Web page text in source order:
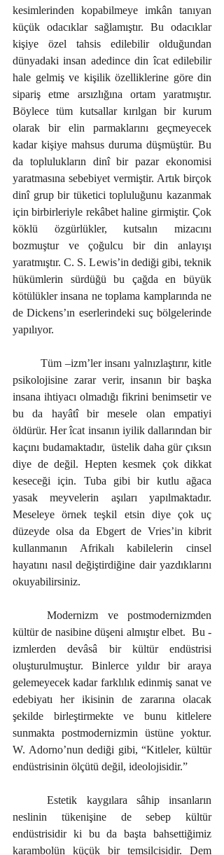
kesimlerinden kopabilmeye imkân tanıyan
küçük odacıklar sağlamıştır. Bu odacıklar
kişiye özel tahsis edilebilir olduğundan
dünyadaki insan adedince din îcat edilebilir
hale gelmiş ve kişilik özelliklerine göre din
sipariş etme arsızlığına ortam yaratmıştır.
Böylece tüm kutsallar kırılgan bir kurum
olarak bir elin parmaklarını geçmeyecek
kadar kişiye mahsus duruma düşmüştür. Bu
da toplulukların dinî bir pazar ekonomisi
yaratmasına sebebiyet vermiştir. Artık birçok
dinî grup bir tüketici topluluğunu kazanmak
için birbirleriyle rekâbet haline girmiştir. Çok
köklü özgürlükler, kutsalın mizacını
bozmuştur ve çoğulcu bir din anlayışı
yaratmıştır. C. S. Lewis’in dediği gibi, teknik
hükümlerin sürdüğü bu çağda en büyük
kötülükler insana ne toplama kamplarında ne
de Dickens’ın eserlerindeki suç bölgelerinde
yapılıyor.
	Tüm –izm’ler insanı yalnızlaştırır, kitle
psikolojisine zarar verir, insanın bir başka
insana ihtiyacı olmadığı fikrini benimsetir ve
bu da hayâtî bir mesele olan empatiyi
öldürür. Her îcat insanın iyilik dallarından bir
kaçını budamaktadır,  üstelik daha gür çıksın
diye de değil. Hepten kesmek çok dikkat
keseceği için. Tuba gibi bir kutlu ağaca
yasak meyvelerin aşıları yapılmaktadır.
Meseleye örnek teşkil etsin diye çok uç
düzeyde olsa da Ebgert de Vries’in kibrit
kullanmanın Afrikalı kabilelerin cinsel
hayatını nasıl değiştirdiğine dair yazdıklarını
okuyabilirsiniz.
	Modernizm ve postmodernizmden
kültür de nasibine düşeni almıştır elbet.  Bu -
izmlerden devâsâ bir kültür endüstrisi
oluşturulmuştur. Binlerce yıldır bir araya
gelemeyecek kadar farklılık edinmiş sanat ve
edebiyatı her ikisinin de zararına olacak
şekilde birleştirmekte ve bunu kitlelere
sunmakta postmodernizmin üstüne yoktur.
W. Adorno’nun dediği gibi, “Kitleler, kültür
endüstrisinin ölçütü değil, ideolojisidir.”
	Estetik kaygılara sâhip insanların
neslinin tükenişine de sebep kültür
endüstrisidir ki bu da başta bahsettiğimiz
karambolün küçük bir temsilcisidir. Dem